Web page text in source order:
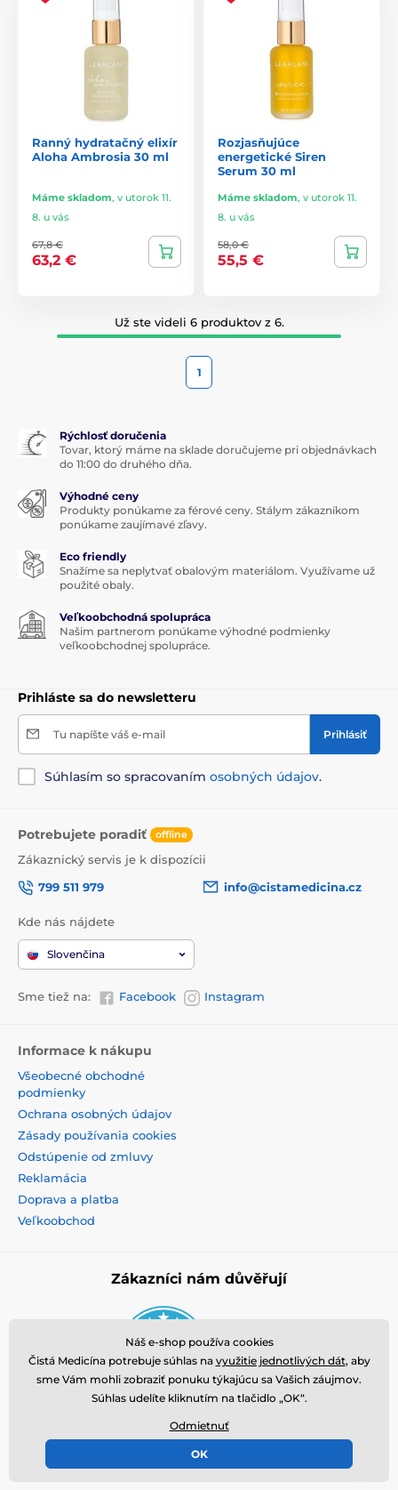
Ranný hydratačný elixír
Aloha Ambrosia 30 ml
Máme skladom, v utorok 11.
8. u vás
67,8 €
63,2 €
Rozjasňujúce
energetické Siren
Serum 30 ml
Máme skladom, v utorok 11.
8. u vás
58,0 €
55,5 €
Už ste videli 6 produktov z 6.
1
Rýchlosť doručenia
Tovar, ktorý máme na sklade doručujeme pri objednávkach
do 11:00 do druhého dňa.
Výhodné ceny
Produkty ponúkame za férové ceny. Stálym zákazníkom
ponúkame zaujímavé zľavy.
Eco friendly
Snažíme sa neplytvať obalovým materiálom. Využívame už
použité obaly.
Veľkoobchodná spolupráca
Našim partnerom ponúkame výhodné podmienky
veľkoobchodnej spolupráce.
Prihláste sa do newsletteru
Tu napíšte váš e-mail Prihlásiť
Súhlasím so spracovaním osobných údajov.
Potrebujete poradiť offline
Zákaznický servis je k dispozícii
799 511 979
info@cistamedicina.cz
Kde nás nájdete
Slovenčina
Sme tiež na: Facebook Instagram
Informace k nákupu
Všeobecné obchodné
podmienky
Ochrana osobných údajov
Zásady používania cookies
Odstúpenie od zmluvy
Reklamácia
Doprava a platba
Veľkoobchod
Zákazníci nám důvěřují
© 2026 www.cistamedicina.sk ⦁ E-shop vytvorila
Náš e-shop používa cookies
Čistá Medicína potrebuje súhlas na využitie jednotlivých dát, aby
sme Vám mohli zobraziť ponuku týkajúcu sa Vašich záujmov.
Súhlas udelíte kliknutím na tlačidlo „OK“.
Odmietnuť
OK